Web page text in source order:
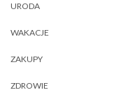
URODA
WAKACJE
ZAKUPY
ZDROWIE